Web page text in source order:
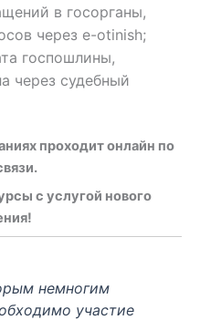
в госорганы,
через e-otinish;
госпошлины,
через судебный
проходит онлайн по
с услугой нового
немногим
участие